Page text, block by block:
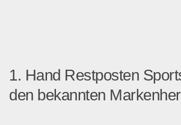
1. Hand Restposten
den bekannten